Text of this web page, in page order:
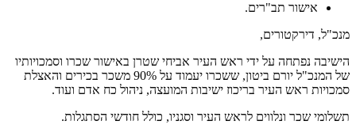
אישור תב"רים.
מנכ"ל, דירקטורים,
הישיבה נפתחה על ידי ראש העיר אביחי שטרן באישור שכרו וסמכויותיו
של המנכ"ל יורם ביטון, ששכרו יעמוד על 90% משכר בכירים והאצלת
סמכויות ראש העיר בריכוז ישיבות המועצה, ניהול כח אדם ועוד.
תשלומי שכר ונלווים לראש העיר וסגניו, כולל חודשי הסתגלות.